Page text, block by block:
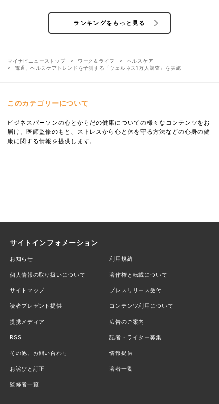
ランキングをもっと見る
マイナビニューストップ ワーク＆ライフ
ヘルスケア
電通、ヘルスケアトレンドを予測する「ウェルネス1万人調査」を実施
このカテゴリーについて
ビジネスパーソンの心とからだの健康についての様々なコンテンツをお
届け。医師監修のもと、ストレスから心と体を守る方法などの心身の健
康に関する情報を提供します。
サイトインフォメーション
お知らせ 利用規約
個人情報の取り扱いについて 著作権と転載について
サイトマップ プレスリリース受付
読者プレゼント提供 コンテンツ利用について
提携メディア 広告のご案内
RSS 記者・ライター募集
その他、お問い合わせ 情報提供
お詫びと訂正 著者一覧
監修者一覧